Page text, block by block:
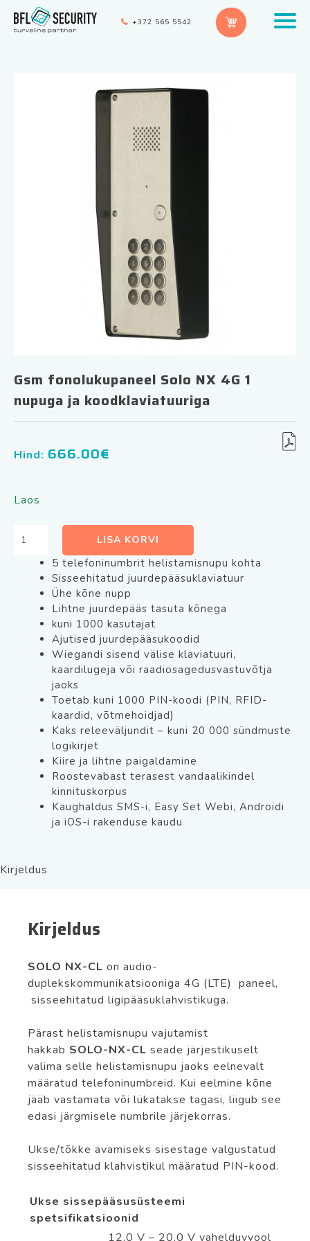
+372 565 5542
Gsm fonolukupaneel Solo NX 4G 1
nupuga ja koodklaviatuuriga
Hind: 666.00€
Laos
Gsm
fonolukupaneel
koodklaviatuuriga
LISA KORVI
5 telefoninumbrit helistamisnupu kohta
Sisseehitatud juurdepääsuklaviatuur
Ühe kõne nupp
Lihtne juurdepääs tasuta kõnega
kuni 1000 kasutajat
Ajutised juurdepääsukoodid
Wiegandi sisend välise klaviatuuri,
kaardilugeja või raadiosagedusvastuvõtja
jaoks
Toetab kuni 1000 PIN-koodi (PIN, RFID-
kaardid, võtmehoidjad)
Kaks releeväljundit – kuni 20 000 sündmuste
logikirjet
Kiire ja lihtne paigaldamine
Roostevabast terasest vandaalikindel
kinnituskorpus
Kaughaldus SMS-i, Easy Set Webi, Androidi
ja iOS-i rakenduse kaudu
Kirjeldus
Kirjeldus
SOLO NX-CL on audio-
duplekskommunikatsiooniga 4G (LTE) paneel,
sisseehitatud ligipääsuklahvistikuga.
Pärast helistamisnupu vajutamist
hakkab SOLO-NX-CL seade järjestikuselt
valima selle helistamisnupu jaoks eelnevalt
määratud telefoninumbreid. Kui eelmine kõne
jääb vastamata või lükatakse tagasi, liigub see
edasi järgmisele numbrile järjekorras.
Ukse/tõkke avamiseks sisestage valgustatud
sisseehitatud klahvistikul määratud PIN-kood.
Ukse sissepääsusüsteemi
spetsifikatsioonid
12,0 V – 20,0 V vahelduvvool